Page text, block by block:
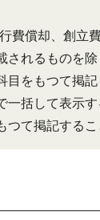
費償却、創立
れるものを
をもつて掲
一括して表示
て掲記するこ